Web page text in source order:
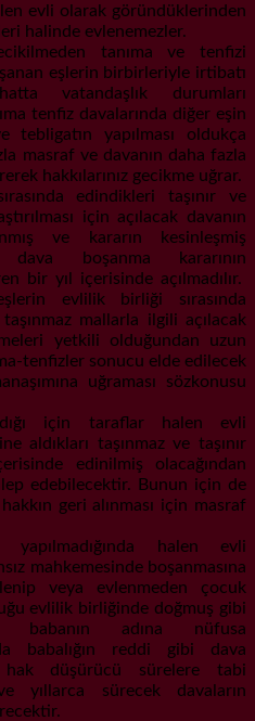
evli olarak göründüklerinden
halinde evlenemezler.
tanıma ve tenfizi
eşlerin birbirleriyle irtibatı
vatandaşlık durumları
tenfiz davalarında diğer eşin
tebligatın yapılması oldukça
masraf ve davanın daha fazla
hakkılarınız gecikme uğrar.
edindikleri taşınır ve
için açılacak davanın
ve kararın kesinleşmiş
boşanma kararının
bir yıl içerisinde açılmadılır.
evlilik birliği sırasında
mallarla ilgili açılacak
yetkili olduğundan uzun
tenfizler sonucu elde edilecek
uğraması sözkonusu
için taraflar halen evli
aldıkları taşınmaz ve taşınır
edinilmiş olacağından
edebilecektir. Bunun için de
geri alınması için masraf
halen evli
mahkemesinde boşanmasına
veya evlenmeden çocuk
evlilik birliğinde doğmuş gibi
babanın adına nüfusa
babalığın reddi gibi dava
hak düşürücü sürelere tabi
yıllarca sürecek davaların